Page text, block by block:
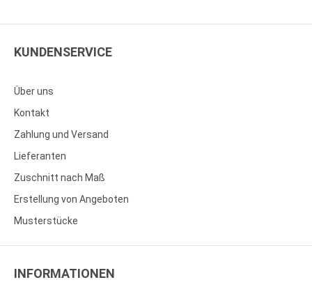
KUNDENSERVICE
Über uns
Kontakt
Zahlung und Versand
Lieferanten
Zuschnitt nach Maß
Erstellung von Angeboten
Musterstücke
INFORMATIONEN